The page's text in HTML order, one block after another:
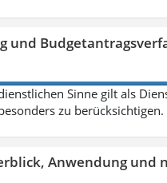
und
Sinne gilt als
zu berücksichtigen.
Anwendung